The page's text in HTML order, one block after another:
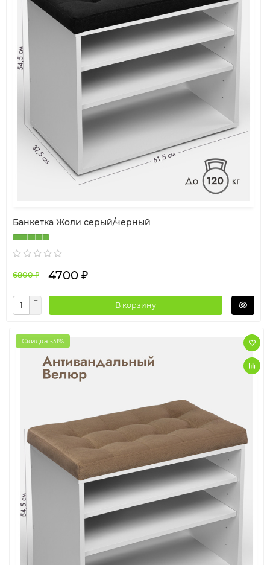
Банкетка Жоли серый/черный
6800 ₽ 4700 ₽
В корзину
Скидка -31%